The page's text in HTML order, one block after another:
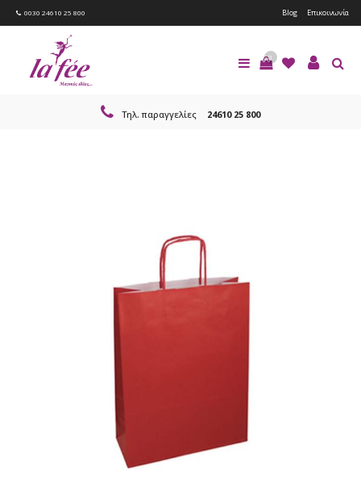
0030 24610 25 800 Blog Επικοινωνία
0
Τηλ. παραγγελίες 24610 25 800